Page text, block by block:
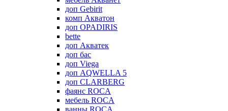
доп Gebirit
комп Акватон
доп OPADIRIS
bette
доп Акватек
доп бас
доп Viega
доп AQWELLA 5
доп CLARBERG
фаянс ROCA
мебель ROCA
ванны ROCA